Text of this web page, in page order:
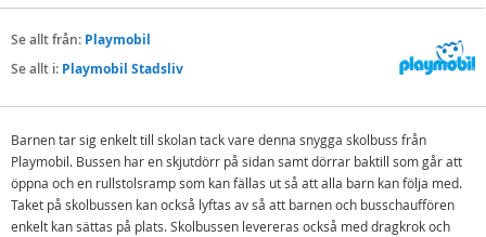
Se allt från: Playmobil
Se allt i: Playmobil Stadsliv
Barnen tar sig enkelt till skolan tack vare denna snygga skolbuss från
Playmobil. Bussen har en skjutdörr på sidan samt dörrar baktill som går att
öppna och en rullstolsramp som kan fällas ut så att alla barn kan följa med.
Taket på skolbussen kan också lyftas av så att barnen och busschauffören
enkelt kan sättas på plats. Skolbussen levereras också med dragkrok och